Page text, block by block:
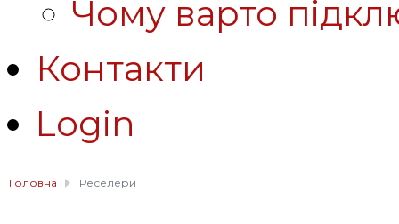
Чому варто
Контакти
Login
Головна Реселери